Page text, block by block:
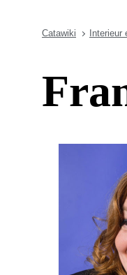
Catawiki Interieur